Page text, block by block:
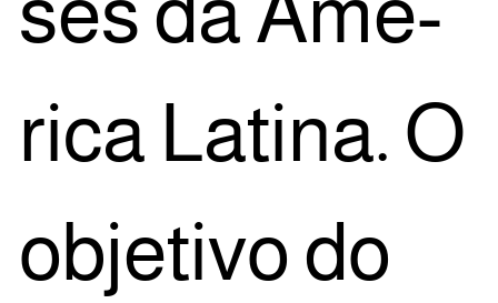
ri­ca Lati­na. O
obje­ti­vo do